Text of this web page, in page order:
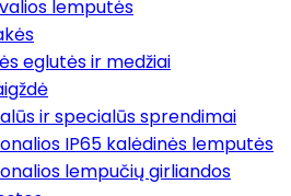
lemputės
eglutės ir medžiai
ir specialūs sprendimai
IP65 kalėdinės lemputės
lempučių girliandos